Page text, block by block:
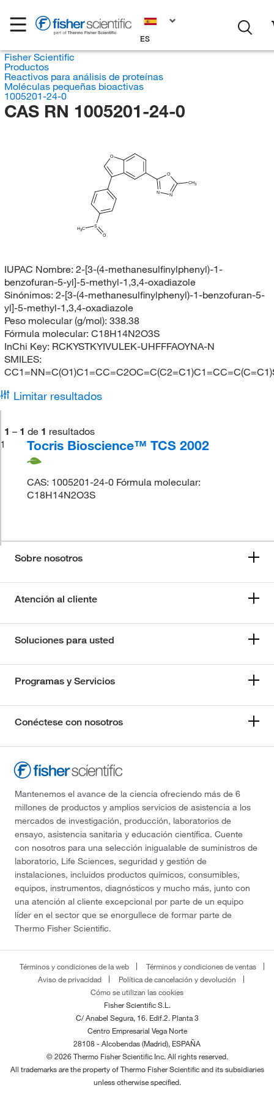
ES
Fisher Scientific
Productos
Reactivos para análisis de proteínas
Moléculas pequeñas bioactivas
1005201-24-0
CAS RN 1005201-24-0
CH3
N
N
O
O
S
O
H3C
IUPAC Nombre: 2-[3-(4-methanesulfinylphenyl)-1-
benzofuran-5-yl]-5-methyl-1,3,4-oxadiazole
Sinónimos: 2-[3-(4-methanesulfinylphenyl)-1-benzofuran-5-
yl]-5-methyl-1,3,4-oxadiazole
Peso molecular (g/mol): 338.38
Fórmula molecular: C18H14N2O3S
InChi Key: RCKYSTKYIVULEK-UHFFFAOYNA-N
SMILES:
Limitar resultados
1 – 1 de 1 resultados
1
Tocris Bioscience™ TCS 2002
CAS: 1005201-24-0 Fórmula molecular:
C18H14N2O3S
Sobre nosotros
Atención al cliente
Soluciones para usted
Programas y Servicios
Conéctese con nosotros
Mantenemos el avance de la ciencia ofreciendo más de 6
millones de productos y amplios servicios de asistencia a los
mercados de investigación, producción, laboratorios de
ensayo, asistencia sanitaria y educación científica. Cuente
con nosotros para una selección inigualable de suministros de
laboratorio, Life Sciences, seguridad y gestión de
instalaciones, incluidos productos químicos, consumibles,
equipos, instrumentos, diagnósticos y mucho más, junto con
una atención al cliente excepcional por parte de un equipo
líder en el sector que se enorgullece de formar parte de
Thermo Fisher Scientific.
Términos y condiciones de la web
Términos y condiciones de ventas
Aviso de privacidad
Política de cancelación y devolución
Cómo se utilizan las cookies
Fisher Scientific S.L.
C/ Anabel Segura, 16. Edif.2. Planta 3
Centro Empresarial Vega Norte
28108 - Alcobendas (Madrid), ESPAÑA
© 2026 Thermo Fisher Scientific Inc. All rights reserved.
All trademarks are the property of Thermo Fisher Scientific and its subsidiaries
unless otherwise specified.